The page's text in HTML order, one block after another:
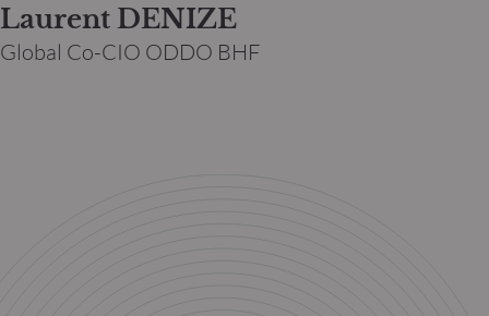
Laurent DENIZE
Global Co-CIO ODDO BHF